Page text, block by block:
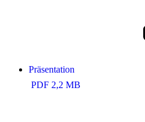
Präsentation
PDF 2,2 MB